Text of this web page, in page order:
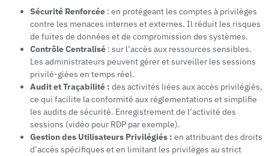
Sécurité Renforcée : en protégeant les comptes à privilèges
contre les menaces internes et externes. Il réduit les risques
de fuites de données et de compromission des systèmes.
Contrôle Centralisé : sur l’accès aux ressources sensibles.
Les administrateurs peuvent gérer et surveiller les sessions
privilé-giées en temps réel.
Audit et Traçabilité : des activités liées aux accès privilégiés,
ce qui facilite la conformité aux réglementations et simplifie
les audits de sécurité. Enregistrement de l’activité des
sessions (vidéo pour RDP par exemple).
Gestion des Utilisateurs Privilégiés : en attribuant des droits
d’accès spécifiques et en limitant les privilèges au strict